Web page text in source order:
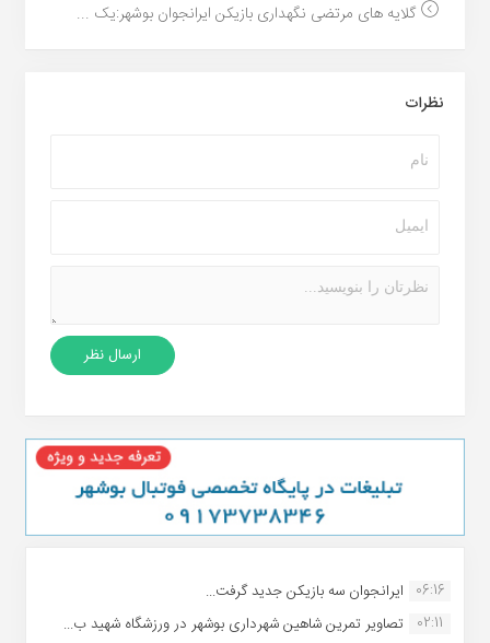
گلایه های مرتضی نگهداری بازیکن ایرانجوان بوشهر:یک ...
نظرات
06:16 ایرانجوان سه بازیکن جدید گرفت...
02:11
تصاویر تمرین شاهین شهردارى بوشهر در ورزشگاه شهید ب...